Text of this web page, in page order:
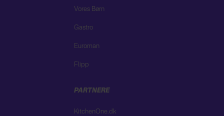
Vores Børn
Gastro
Euroman
Flipp
PARTNERE
KitchenOne.dk